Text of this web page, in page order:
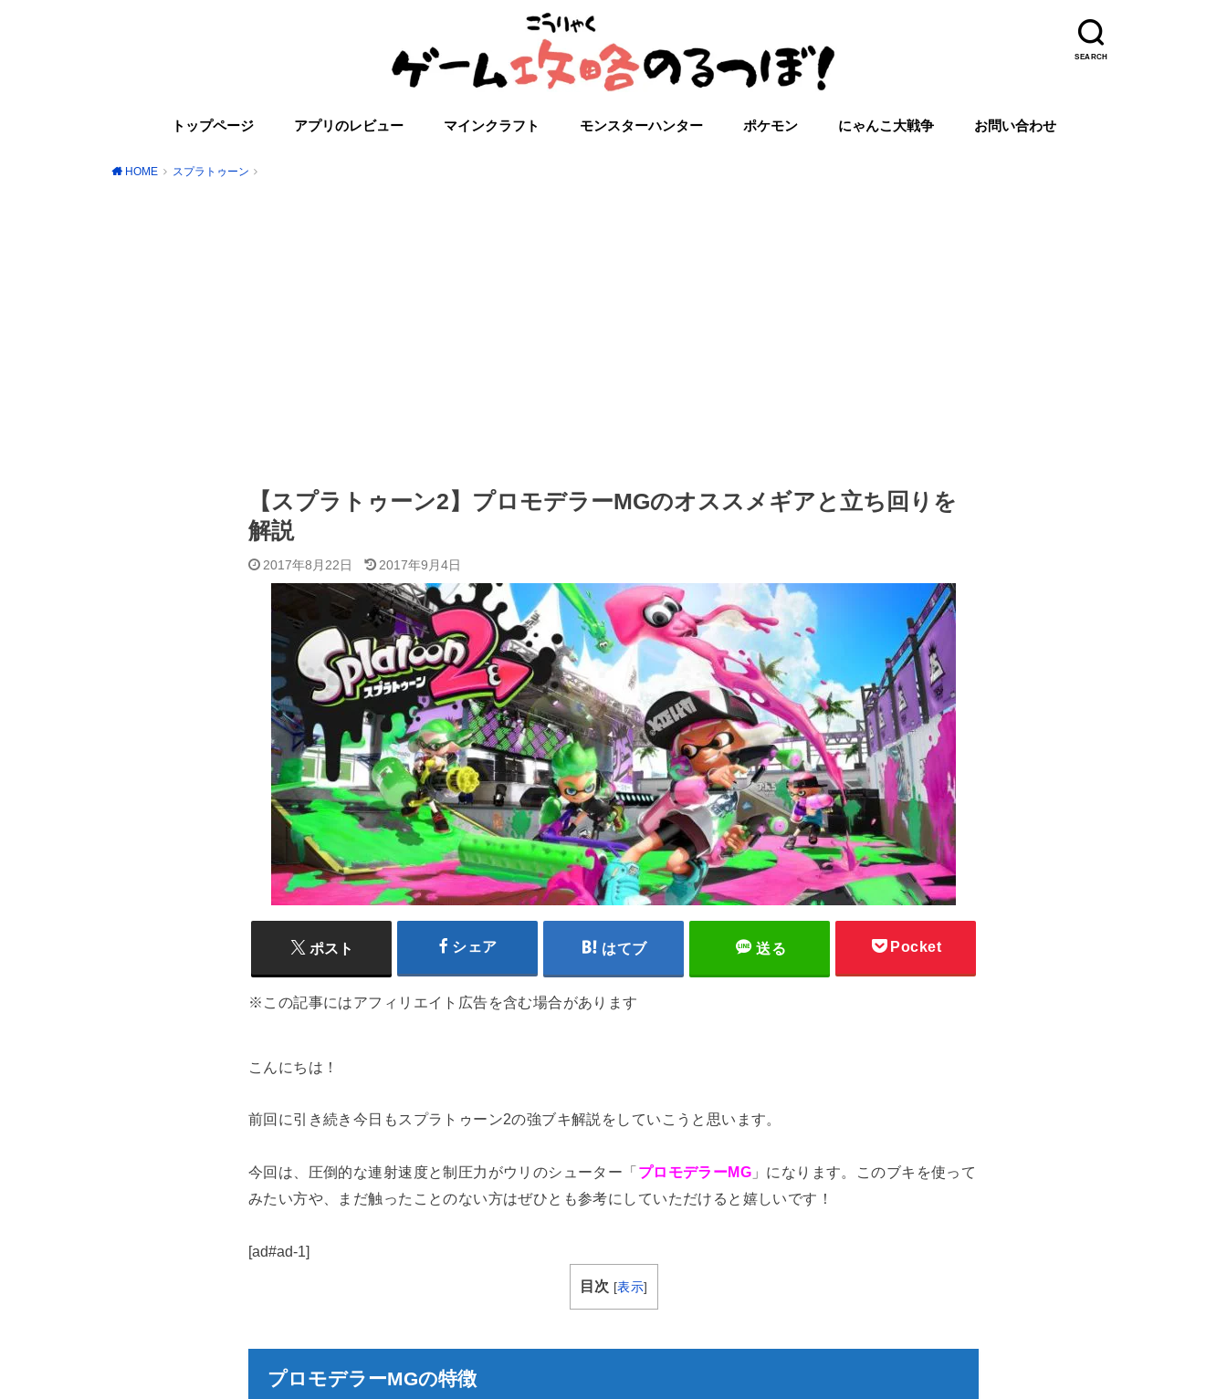
SEARCH
トップページ アプリのレビュー マインクラフト モンスターハンター ポケモン にゃんこ大戦争 お問い合わせ
HOME スプラトゥーン
【スプラトゥーン2】プロモデラーMGのオススメギアと立ち回りを
解説
2017年8月22日 2017年9月4日
ポスト シェア はてブ 送る Pocket
※この記事にはアフィリエイト広告を含む場合があります
こんにちは！
前回に引き続き今日もスプラトゥーン2の強ブキ解説をしていこうと思います。
今回は、圧倒的な連射速度と制圧力がウリのシューター「プロモデラーMG 」になります。このブキを使って
みたい方や、まだ触ったことのない方はぜひとも参考にしていただけると嬉しいです！
[ad#ad-1]
目次 [表示]
プロモデラーMGの特徴